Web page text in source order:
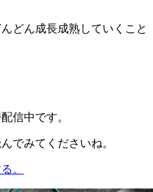
どん成長成熟していくこと
信中です。
でみてくださいね。
。